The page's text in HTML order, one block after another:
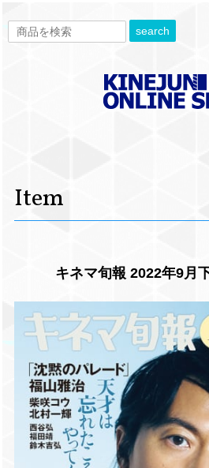
search
Item
キネマ旬報 2022年9月